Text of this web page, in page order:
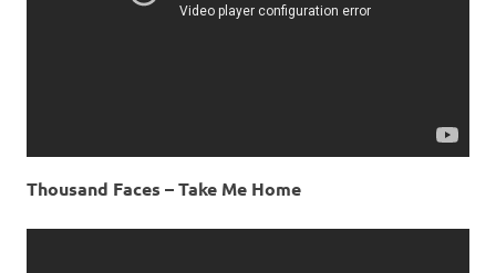
Thousand Faces – Take Me Home